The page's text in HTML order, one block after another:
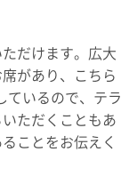
だけます。広大
があり、こちら
ているので、テラ
ただくこともあ
ことをお伝えく